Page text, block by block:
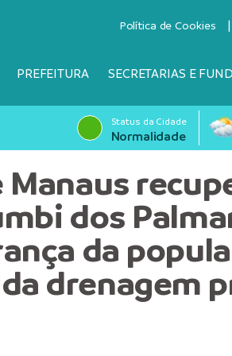
Política de Cookies
PREFEITURA SECRETARIAS E
Status da Cidade
Normalidade
dos
da
drenagem